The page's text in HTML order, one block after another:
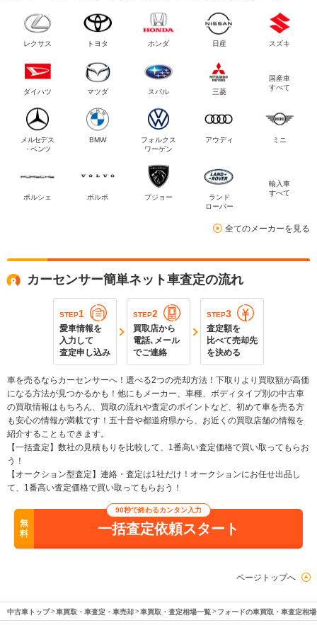
レクサス トヨタ ホンダ 日産 スズキ
ダイハツ マツダ スバル 三菱
国産車
すべて
メルセデス
・ベンツ
BMW
フォルクス
ワーゲン
アウディ ミニ
ポルシェ ボルボ プジョー
ランド
ローバー
輸入車
すべて
全てのメーカーを見る
カーセンサー簡単ネット車査定の流れ
STEP1
愛車情報を
入力して
査定申し込み
STEP2
買取店から
電話､メール
でご連絡
STEP3
査定額を
比べて売却先
を決める
車を売るならカーセンサーへ！選べる2つの売却方法！下取りより買取額が高価
になる方法が見つかるかも！他にもメーカー、車種、ボディタイプ別の中古車
の買取情報はもちろん、買取の流れや査定のポイントなど、初めて車を売る方
も安心の情報が満載です！五十音や都道府県から、お近くの買取店舗の情報を
紹介することもできます。
【一括査定】数社の見積もりを比較して、1番高い査定価格で買い取ってもらお
う！
【オークション型査定】連絡・査定は1社だけ！オークションにお任せ出品し
て、1番高い査定価格で買い取ってもらおう！
無
料
90秒で終わるカンタン入力
一括査定依頼スタート
ページトップへ
中古車トップ 車買取・車査定・車売却 車買取・査定相場一覧 フォードの車買取・車査定相